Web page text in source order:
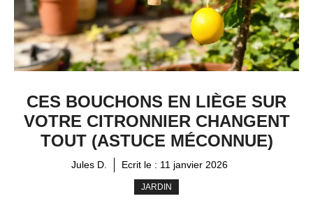
CES BOUCHONS EN LIÈGE SUR
VOTRE CITRONNIER CHANGENT
TOUT (ASTUCE MÉCONNUE)
Jules D. Ecrit le : 11 janvier 2026
JARDIN